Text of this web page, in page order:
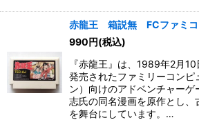
赤龍王 箱説無 FCファミコ
990円(税込)
『赤龍王』は、1989年2月
発売されたファミリーコンピ
ン）向けのアドベンチャーゲ
志氏の同名漫画を原作とし、
を舞台にしています。…